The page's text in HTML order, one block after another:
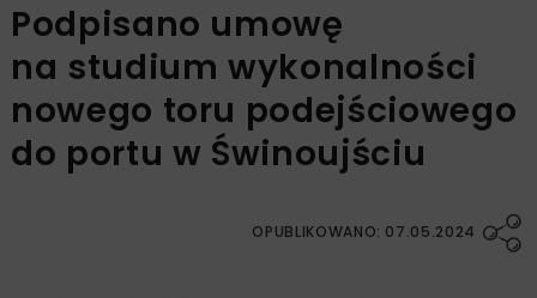
Podpisano umowę
na studium wykonalności
nowego toru podejściowego
do portu w Świnoujściu
OPUBLIKOWANO: 07.05.2024